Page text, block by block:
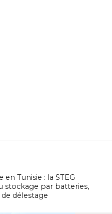
Tunisie : la STEG
stockage par batteries,
délestage